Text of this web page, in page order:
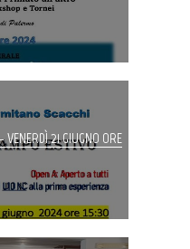
21 GIUGNO ORE